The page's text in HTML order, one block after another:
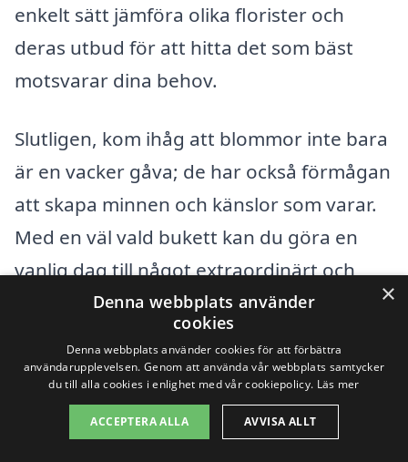
enkelt sätt jämföra olika florister och
deras utbud för att hitta det som bäst
motsvarar dina behov.
Slutligen, kom ihåg att blommor inte bara
är en vacker gåva; de har också förmågan
att skapa minnen och känslor som varar.
Med en väl vald bukett kan du göra en
vanlig dag till något extraordinärt och
visa att du bryr dig, oavsett avståndet. Så
varför inte ta steget och planera din
blomleverans redan idag? Genom att
skicka blommor i Smygehamnkan du
sprida glädje på ett enkelt och
×
Denna webbplats använder
cookies
Denna webbplats använder cookies för att förbättra
användarupplevelsen. Genom att använda vår webbplats samtycker
du till alla cookies i enlighet med vår cookiepolicy. Läs mer
ACCEPTERA ALLA AVVISA ALLT